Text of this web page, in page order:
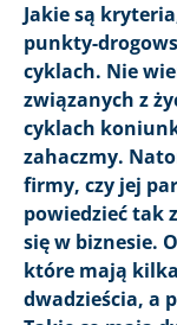
Jakie są
punkty-
cyklach. Nie
związanych z
cyklach
zahaczmy.
firmy, czy jej
powiedzieć tak
się w biznesie.
które mają
dwadzieścia, a